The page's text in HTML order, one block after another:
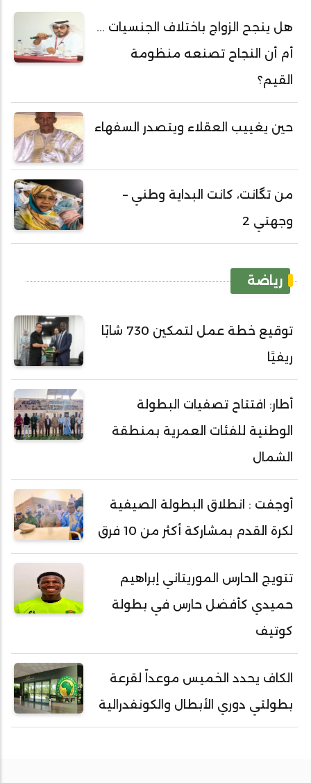
هل ينجح الزواج باختلاف الجنسيات ...
أم أن النجاح تصنعه منظومة
القيم؟
حين يغييب العقلاء ويتصدر السفهاء
من تگانت، كانت البداية وطني –
وجهتي 2
رياضة
توقيع خطة عمل لتمكين 730 شابًا
ريفيًا
أطار: افتتاح تصفيات البطولة
الوطنية للفئات العمرية بمنطقة
الشمال
أوجفت : انطلاق البطولة الصيفية
لكرة القدم بمشاركة أكثر من 10 فرق
تتويج الحارس الموريتاني إبراهيم
حميدي كأفضل حارس في بطولة
كوتيف
الكاف يحدد الخميس موعداً لقرعة
بطولتي دوري الأبطال والكونفدرالية